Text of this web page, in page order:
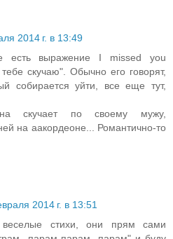
2014 г. в 13:49
есть выражение I missed you
скучаю". Обычно его говорят,
собирается уйти, все еще тут,
скучает по своему мужу,
на аакордеоне... Романтично-то
2014 г. в 13:51
веселые стихи, они прям сами